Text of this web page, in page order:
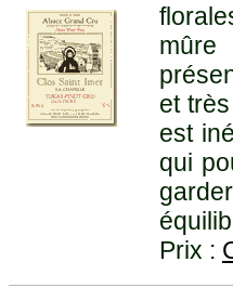
et
est
qui
Prix :